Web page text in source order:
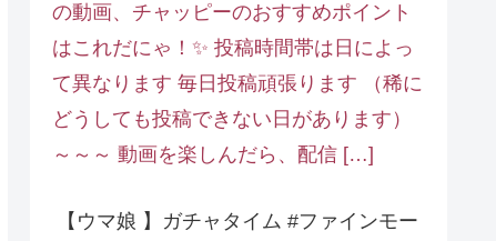
の動画、チャッピーのおすすめポイント
はこれだにゃ！✨ 投稿時間帯は日によっ
て異なります 毎日投稿頑張ります （稀に
どうしても投稿できない日があります）
～～～ 動画を楽しんだら、配信 […]
【ウマ娘 】ガチャタイム #ファインモー